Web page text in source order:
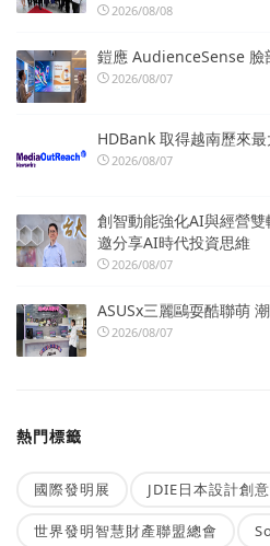
2026/08/08
鎧應 AudienceSense 臉
2026/08/07
HDBank 取得越南歷來
2026/08/07
創智動能強化AI與經營
邀分享AI時代投資思維
2026/08/07
ASUSx三麗鷗耍酷聯萌
2026/08/07
熱門標籤
國際發明展 JDIE日本設計創
世界發明智慧財產聯盟總會